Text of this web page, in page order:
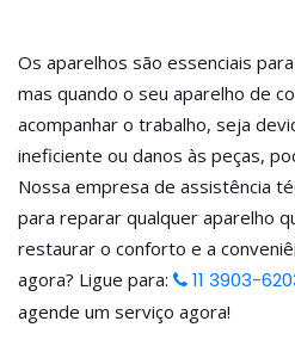
Os aparelhos são essenciais
mas quando o seu aparelho de
acompanhar o trabalho, seja
ineficiente ou danos às peças,
Nossa empresa de assistência
para reparar qualquer aparelho
restaurar o conforto e a
agora? Ligue para:
11 3903-
agende um serviço agora!